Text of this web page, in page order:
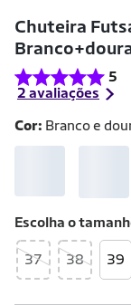
Chuteira
5
2 avaliações
Cor: Branco e
Escolha o
37 38 39